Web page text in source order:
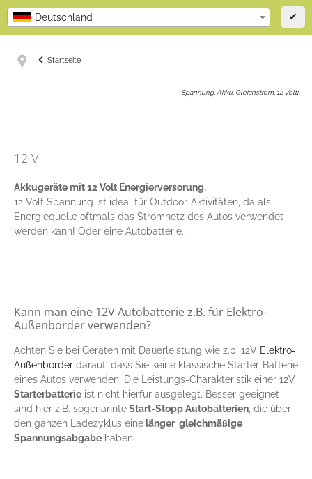
Deutschland ✔
Startseite
Spannung, Akku, Gleichstrom, 12 Volt:
12 V
Akkugeräte mit 12 Volt Energierversorung.
12 Volt Spannung ist ideal für Outdoor-Aktivitäten, da als
Energiequelle oftmals das Stromnetz des Autos verwendet
werden kann! Oder eine Autobatterie...
Kann man eine 12V Autobatterie z.B. für Elektro-
Außenborder verwenden?
Achten Sie bei Geräten mit Dauerleistung wie z.b. 12V Elektro-
Außenborder darauf, dass Sie keine klassische Starter-Batterie
eines Autos verwenden. Die Leistungs-Charakteristik einer 12V
Starterbatterie ist nicht hierfür ausgelegt. Besser geeignet
sind hier z.B. sogenannteStart-Stopp Autobatterien, die über
den ganzen Ladezyklus einelänger gleichmäßige
Spannungsabgabe haben.